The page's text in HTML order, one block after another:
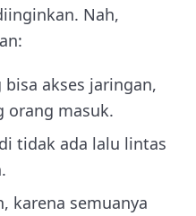
Nah,
akses jaringan,
orang masuk.
tidak ada lalu lintas
karena semuanya